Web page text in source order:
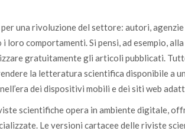
una rivoluzione del settore: autori,
comportamenti. Si pensi, ad esempio,
gratuitamente gli articoli pubblicati.
la letteratura scientifica disponibile a
dei dispositivi mobili e dei siti web
scientifiche opera in ambiente digitale,
Le versioni cartacee delle riviste